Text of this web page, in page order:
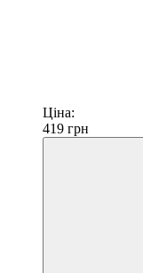
Ціна:
419 грн